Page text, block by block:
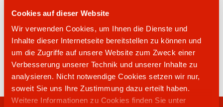
Cookies auf dieser Website
Wir verwenden Cookies, um Ihnen die Dienste und
Inhalte dieser Internetseite bereitstellen zu können und
um die Zugriffe auf unsere Website zum Zweck einer
Verbesserung unserer Technik und unserer Inhalte zu
analysieren. Nicht notwendige Cookies setzen wir nur,
soweit Sie uns Ihre Zustimmung dazu erteilt haben.
Weitere Informationen zu Cookies finden Sie unter
star Tankstelle
04607 9327134
Paulsgabe 1
24992Jörl